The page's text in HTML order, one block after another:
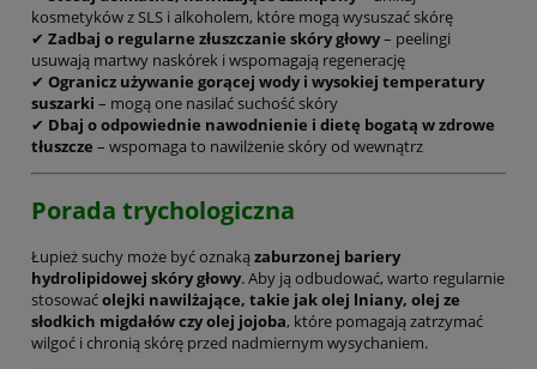
kosmetyków z SLS i alkoholem, które mogą wysuszać skórę
✔ Zadbaj o regularne złuszczanie skóry głowy– peelingi
usuwają martwy naskórek i wspomagają regenerację
✔ Ogranicz używanie gorącej wody i wysokiej temperatury
suszarki – mogą one nasilać suchość skóry
✔ Dbaj o odpowiednie nawodnienie i dietę bogatą w zdrowe
tłuszcze – wspomaga to nawilżenie skóry od wewnątrz
Porada trychologiczna
Łupież suchy może być oznaką zaburzonej bariery
hydrolipidowej skóry głowy. Aby ją odbudować, warto regularnie
stosowaćolejki nawilżające, takie jak olej lniany, olej ze
słodkich migdałów czy olej jojoba, które pomagają zatrzymać
wilgoć i chronią skórę przed nadmiernym wysychaniem.